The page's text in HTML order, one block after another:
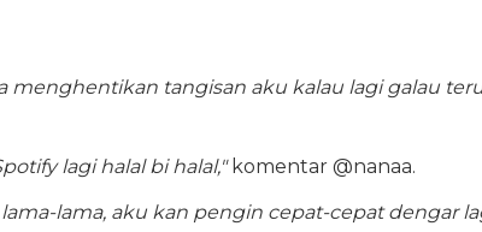
menghentikan tangisan aku kalau lagi galau
lagi halal bi halal,"komentar @nanaa.
lama, aku kan pengin cepat-cepat dengar